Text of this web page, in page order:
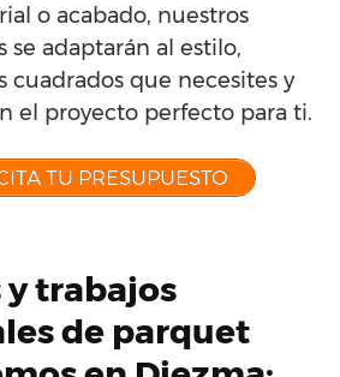
o acabado, nuestros
se adaptarán al estilo,
cuadrados que necesites y
el proyecto perfecto para ti.
TU PRESUPUESTO
trabajos
de parquet